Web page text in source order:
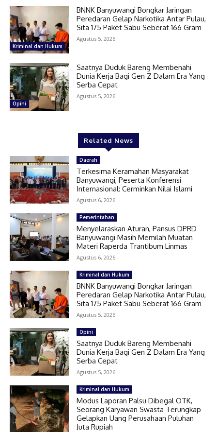
Kriminal dan Hukum
BNNK Banyuwangi Bongkar Jaringan
Peredaran Gelap Narkotika Antar Pulau,
Sita 175 Paket Sabu Seberat 166 Gram
Agustus 5, 2026
Opini
Saatnya Duduk Bareng Membenahi
Dunia Kerja Bagi Gen Z Dalam Era Yang
Serba Cepat
Agustus 5, 2026
Related News
Daerah
Terkesima Keramahan Masyarakat
Banyuwangi, Peserta Konferensi
Internasional: Cerminkan Nilai Islami
Agustus 6, 2026
Pemerintahan
Menyelaraskan Aturan, Pansus DPRD
Banyuwangi Masih Memilah Muatan
Materi Raperda Trantibum Linmas
Agustus 6, 2026
Kriminal dan Hukum
BNNK Banyuwangi Bongkar Jaringan
Peredaran Gelap Narkotika Antar Pulau,
Sita 175 Paket Sabu Seberat 166 Gram
Agustus 5, 2026
Opini
Saatnya Duduk Bareng Membenahi
Dunia Kerja Bagi Gen Z Dalam Era Yang
Serba Cepat
Agustus 5, 2026
Kriminal dan Hukum
Modus Laporan Palsu Dibegal OTK,
Seorang Karyawan Swasta Terungkap
Gelapkan Uang Perusahaan Puluhan
Juta Rupiah